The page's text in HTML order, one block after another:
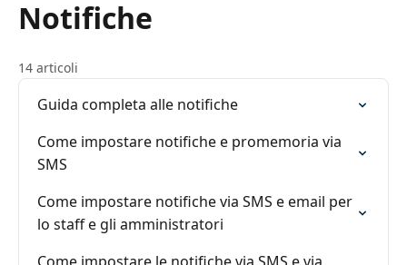
Notifiche
14 articoli
Guida completa alle notifiche
Come impostare notifiche e promemoria via
SMS
Come impostare notifiche via SMS e email per
lo staff e gli amministratori